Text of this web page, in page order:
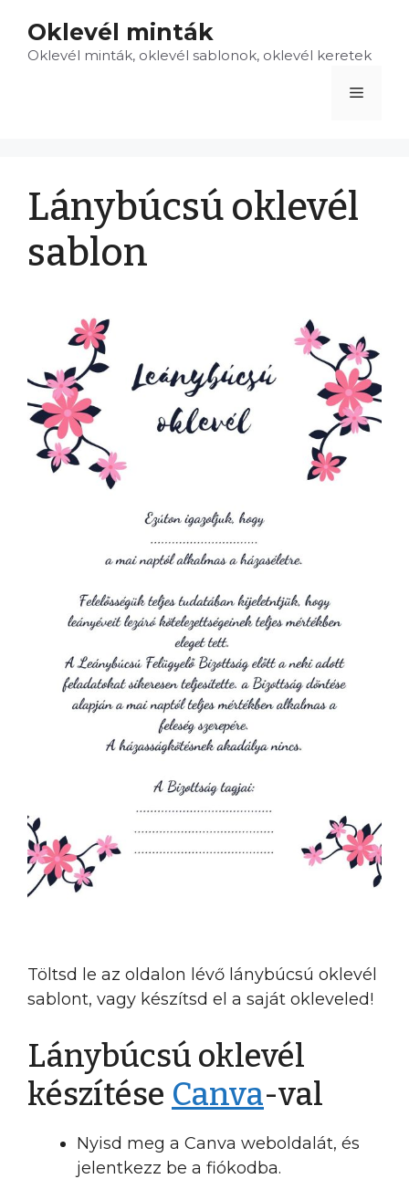
tartalomba
Oklevél minták
Oklevél minták, oklevél sablonok, oklevél keretek
Menü
Lánybúcsú oklevél
sablon
Töltsd le az oldalon lévő lánybúcsú oklevél
sablont, vagy készítsd el a saját okleveled!
Lánybúcsú oklevél
készítése Canva-val
Nyisd meg a Canva weboldalát, és
jelentkezz be a fiókodba.